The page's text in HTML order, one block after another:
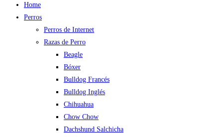
Home
Perros
Perros de Internet
Razas de Perro
Beagle
Bóxer
Bulldog Francés
Bulldog Inglés
Chihuahua
Chow Chow
Dachshund Salchicha